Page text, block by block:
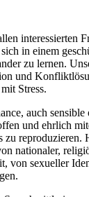
interessierten
in einem
zu lernen.
und
Stress.
auch sensible
und ehrlich
zu reproduzieren.
nationaler,
von sexueller